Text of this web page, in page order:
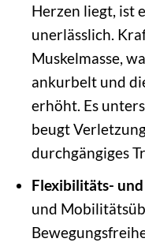
Herzen liegt, ist
unerlässlich.
Muskelmasse,
ankurbelt und
erhöht. Es
beugt
durchgängiges
Flexibilitäts-
und